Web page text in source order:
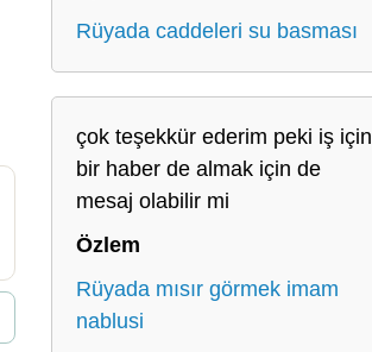
Rüyada caddeleri su basması
çok teşekkür ederim peki iş için
bir haber de almak için de
mesaj olabilir mi
Özlem
Rüyada mısır görmek imam
nablusi